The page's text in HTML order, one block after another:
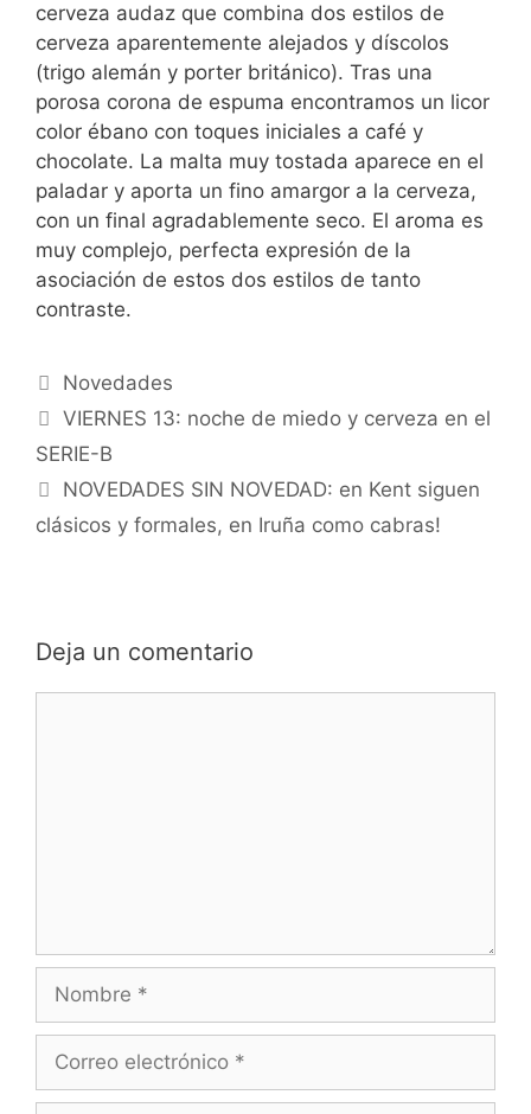
cerveza audaz que combina dos estilos de
cerveza aparentemente alejados y díscolos
(trigo alemán y porter británico). Tras una
porosa corona de espuma encontramos un licor
color ébano con toques iniciales a café y
chocolate. La malta muy tostada aparece en el
paladar y aporta un fino amargor a la cerveza,
con un final agradablemente seco. El aroma es
muy complejo, perfecta expresión de la
asociación de estos dos estilos de tanto
contraste.
Categorías
Novedades
VIERNES 13: noche de miedo y cerveza en el
SERIE-B
NOVEDADES SIN NOVEDAD: en Kent siguen
clásicos y formales, en Iruña como cabras!
Deja un comentario
Nombre
Correo